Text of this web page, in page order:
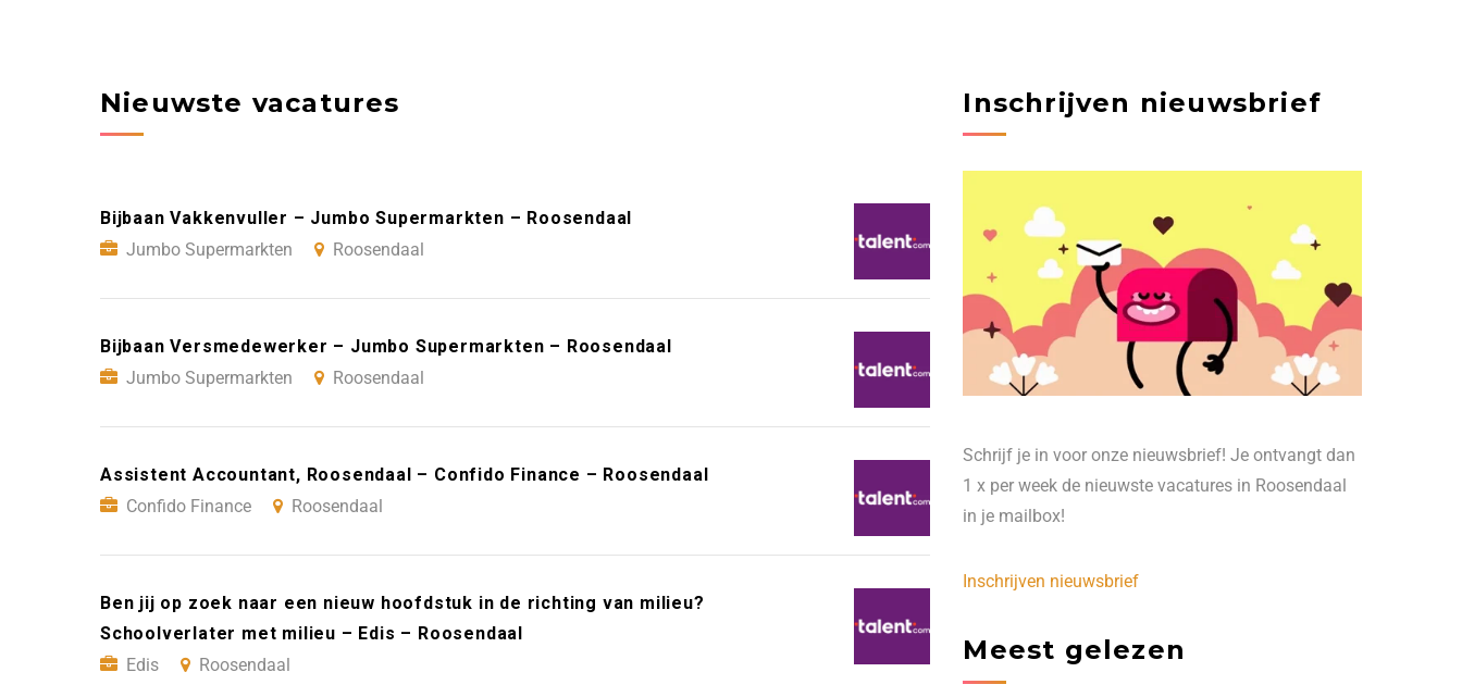
Nieuwste vacatures
Bijbaan Vakkenvuller – Jumbo Supermarkten – Roosendaal
Jumbo Supermarkten
Roosendaal
Bijbaan Versmedewerker – Jumbo Supermarkten – Roosendaal
Jumbo Supermarkten
Roosendaal
Assistent Accountant, Roosendaal – Confido Finance – Roosendaal
Confido Finance
Roosendaal
Ben jij op zoek naar een nieuw hoofdstuk in de richting van milieu?
Schoolverlater met milieu – Edis – Roosendaal
Edis
Roosendaal
Inschrijven nieuwsbrief
Schrijf je in voor onze nieuwsbrief! Je ontvangt dan
1 x per week de nieuwste vacatures in Roosendaal
in je mailbox!
Inschrijven nieuwsbrief
Meest gelezen